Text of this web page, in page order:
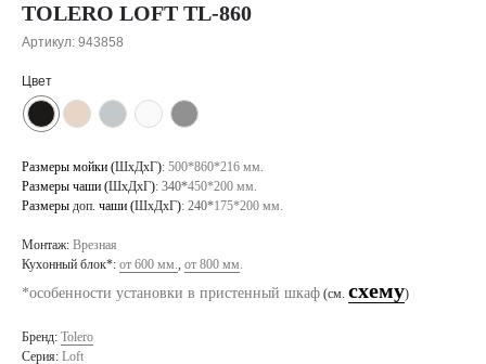
TOLERO LOFT TL-860
Артикул: 943858
Цвет
Размеры мойки (ШхДхГ): 500*860*216 мм.
Размеры чаши (ШхДхГ): 340*450*200 мм.
Размеры доп. чаши (ШхДхГ): 240*175*200 мм.
Монтаж: Врезная
Кухонный блок*: от 600 мм., от 800 мм.
*особенности установки в пристенный шкаф (см. схему)
Бренд: Tolero
Серия: Loft